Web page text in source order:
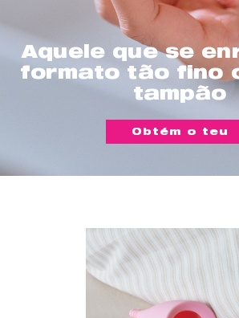
Aquele que se
formato tão fino
tampão
Obtém o teu